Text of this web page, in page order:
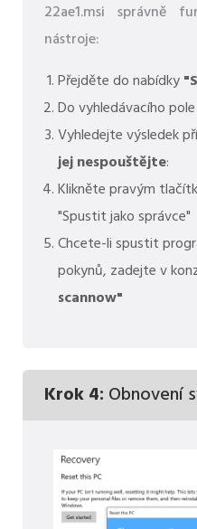
22ae1.msi správně
nástroje:
Přejděte do nabídky
Do vyhledávacího
Vyhledejte výsledek
jej nespouštějte:
Klikněte pravým
"Spustit jako správce"
Chcete-li spustit
pokynů, zadejte v
scannow"
Krok 4: Obnovení